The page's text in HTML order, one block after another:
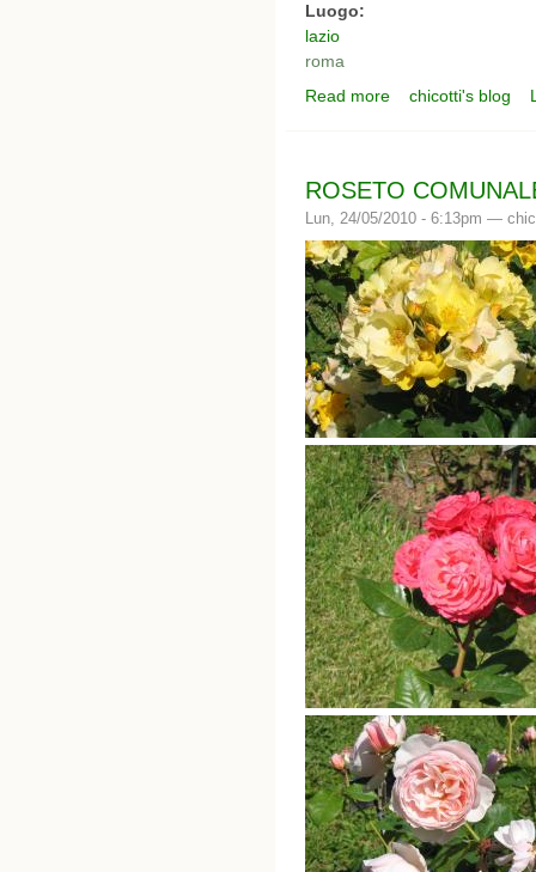
Luogo:
lazio
roma
Read more about ROSETO
chicotti's blog
ROSETO
Lun, 24/05/2010 - 6:13pm —